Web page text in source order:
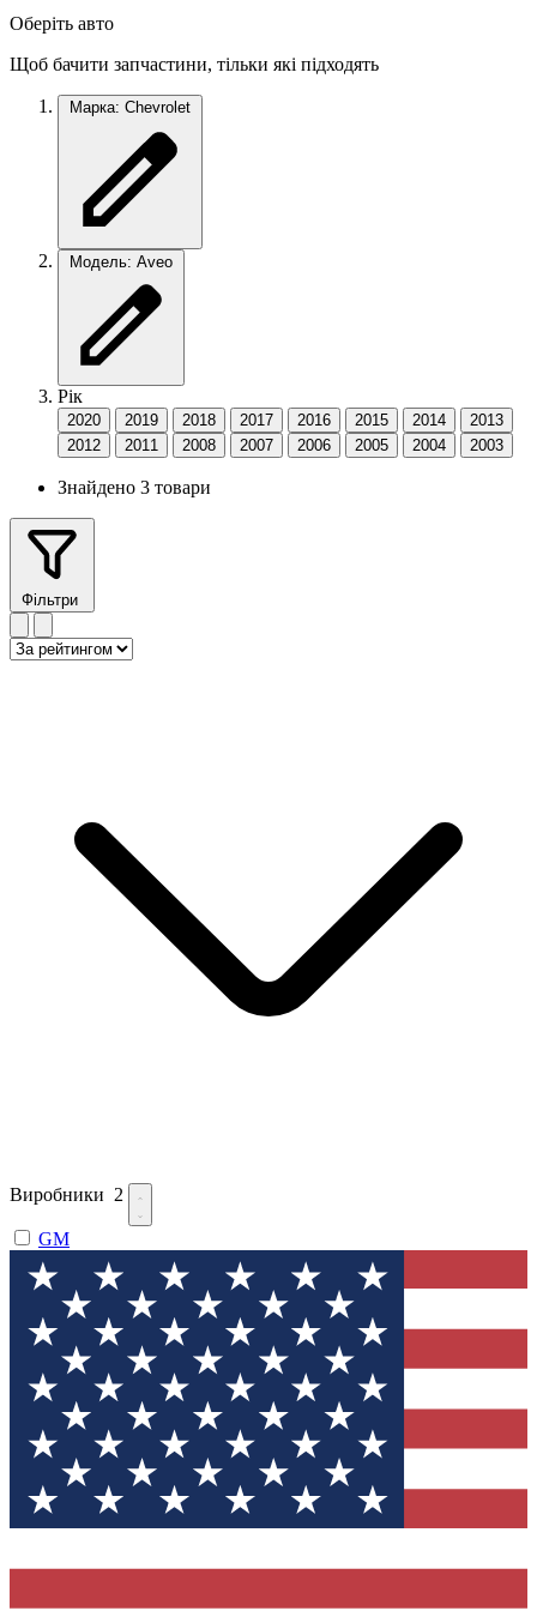
Оберіть авто
Щоб бачити запчастини, тільки які підходять
Марка: Chevrolet
Модель: Aveo
Рік
2020 2019 2018 2017 2016 2015 2014
2013
2012
2011 2008 2007 2006 2005 2004 2003
Знайдено 3 товари
Фільтри
Виробники 2
GM